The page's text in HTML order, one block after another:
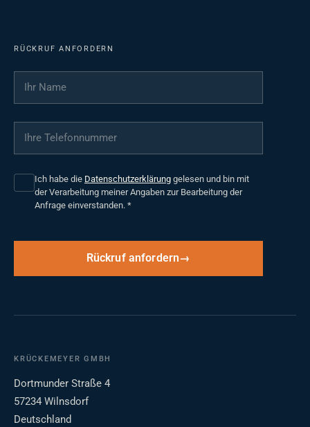
RÜCKRUF ANFORDERN
Ihr Name
Ihre Telefonnummer
Ich habe die Datenschutzerklärung gelesen und bin mit
der Verarbeitung meiner Angaben zur Bearbeitung der
Anfrage einverstanden. *
Rückruf anfordern
KRÜCKEMEYER GMBH
Dortmunder Straße 4
57234 Wilnsdorf
Deutschland